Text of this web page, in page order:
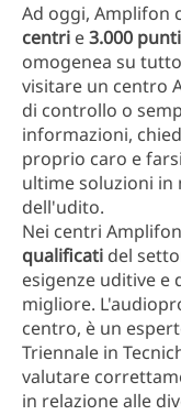
Ad oggi, Amplifon
centri e3.000
omogenea su
visitare un centro
di controllo o
informazioni,
proprio caro e
ultime soluzioni in
dell'udito.
Nei centri
qualificati del
esigenze uditive e
migliore.
centro, è un
Triennale in
valutare
in relazione alle